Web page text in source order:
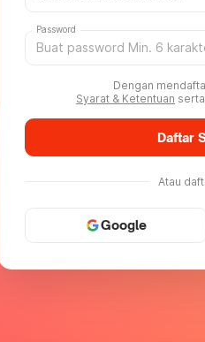
Password
Dengan
Syarat & Ketentuan serta
Daftar
Atau
Google